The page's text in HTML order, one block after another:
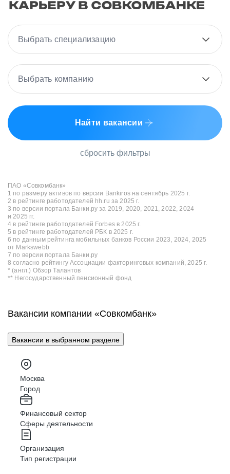
Выбрать специализацию
Выбрать компанию
Найти вакансии
сбросить фильтры
ПАО «Совкомбанк»
1 по размеру активов по версии Bankiros на сентябрь 2025 г.
2 в рейтинге работодателей hh.ru за 2025 г.
3 по версии портала Банки.ру за 2019, 2020, 2021, 2022, 2024
и 2025 гг.
4 в рейтинге работодателей Forbes в 2025 г.
5 в рейтинге работодателей РБК в 2025 г.
6 по данным рейтинга мобильных банков России 2023, 2024, 2025
от Markswebb
7 по версии портала Банки.ру
8 согласно рейтингу Ассоциации факторинговых компаний, 2025 г.
* (англ.) Обзор Талантов
** Негосударственный пенсионный фонд
Вакансии компании «Совкомбанк»
Вакансии в выбранном разделе
Москва
Город
Финансовый сектор
Сферы деятельности
Организация
Тип регистрации